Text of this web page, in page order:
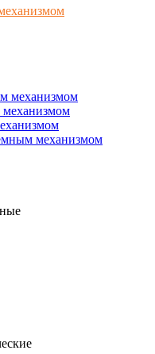
механизмом
механизмом
механизмом